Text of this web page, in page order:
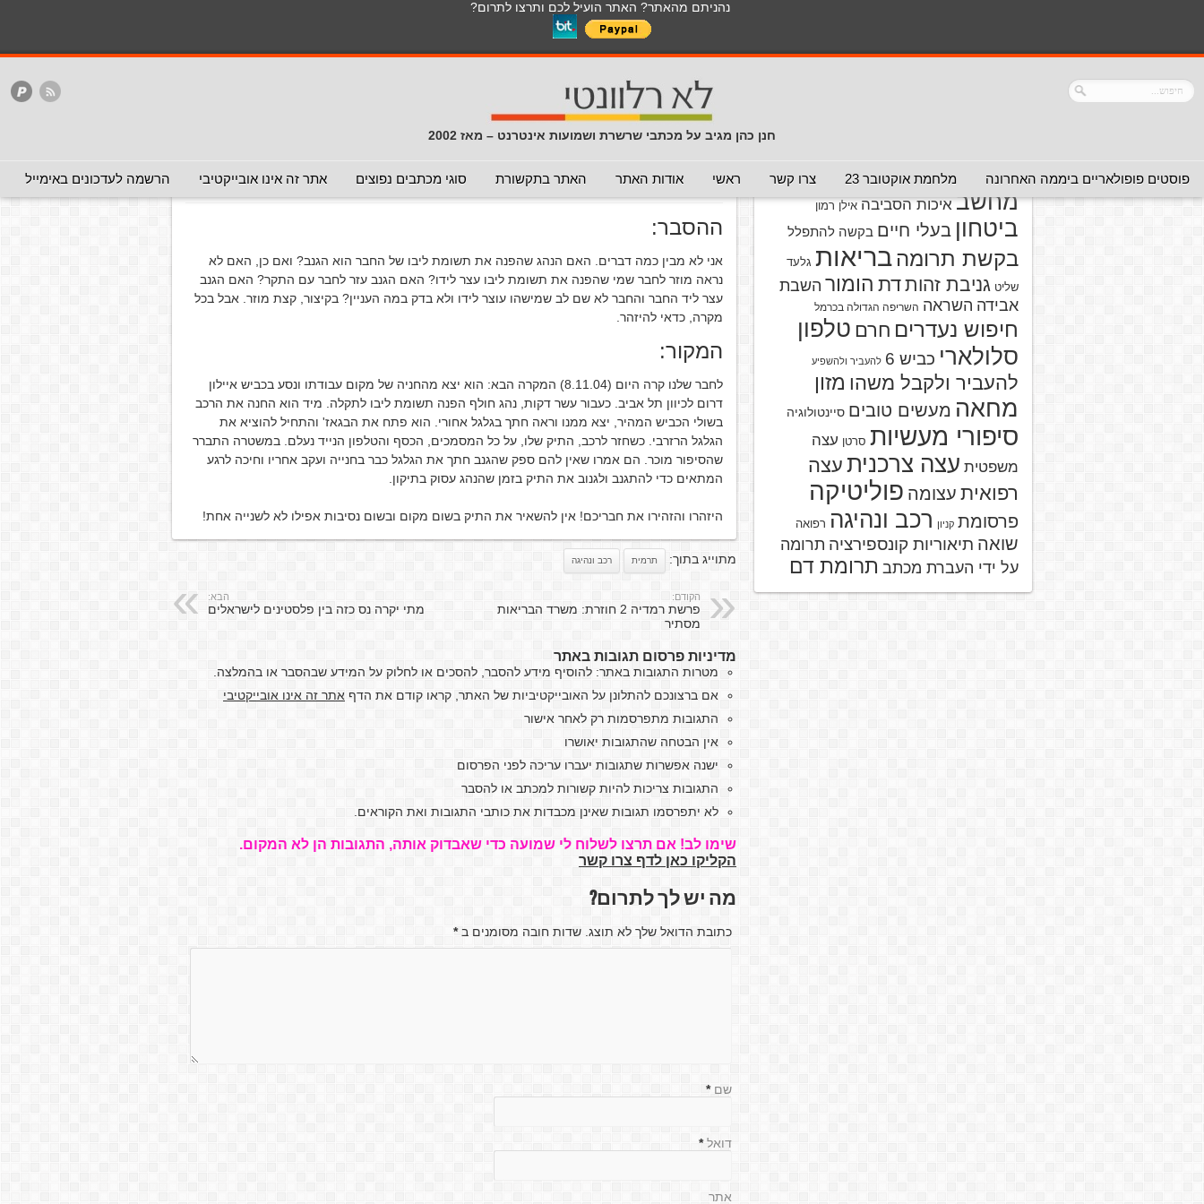
נהניתם מהאתר? האתר הועיל לכם ותרצו לתרום?
חנן כהן מגיב על מכתבי שרשרת ושמועות אינטרנט – מאז 2002
פוסטים פופולאריים ביממה האחרונה מלחמת אוקטובר 23 צרו קשר ראשי אודות האתר האתר בתקשורת סוגי מכתבים נפוצים אתר זה אינו אובייקטיבי הרשמה לעדכונים באימייל
לכל התכנים באתר בנושא נגיף הקורונה
כללי מכתב חוזר מכתבים נפוצים המלצה - לא להעביר המלצה - אפשר להעביר
המלצה - לכאן ולכאן
הנך כאן:דף הבית/המלצה - לכאן ולכאן/תרגיל עוקץ שעשו לחבר שלנו
ההסבר:
אני לא מבין כמה דברים. האם הנהג שהפנה את תשומת ליבו של החבר הוא הגנב? ואם כן, האם לא
נראה מוזר לחבר שמי שהפנה את תשומת ליבו עצר לידו? האם הגנב עזר לחבר עם התקר? האם הגנב
עצר ליד החבר והחבר לא שם לב שמישהו עוצר לידו ולא בדק במה העניין? בקיצור, קצת מוזר. אבל בכל
מקרה, כדאי להיזהר.
המקור:
לחבר שלנו קרה היום (8.11.04) המקרה הבא: הוא יצא מהחניה של מקום עבודתו ונסע בכביש איילון
דרום לכיוון תל אביב. כעבור עשר דקות, נהג חולף הפנה תשומת ליבו לתקלה. מיד הוא החנה את הרכב
בשולי הכביש המהיר, יצא ממנו וראה חתך בגלגל אחורי. הוא פתח את הבגאז' והתחיל להוציא את
הגלגל הרזרבי. כשחזר לרכב, התיק שלו, על כל המסמכים, הכסף והטלפון הנייד נעלם. במשטרה התברר
שהסיפור מוכר. הם אמרו שאין להם ספק שהגנב חתך את הגלגל כבר בחנייה ועקב אחריו וחיכה לרגע
המתאים כדי להתגנב ולגנוב את התיק בזמן שהנהג עסוק בתיקון.
היזהרו והזהירו את חבריכם! אין להשאיר את התיק בשום מקום ובשום נסיבות אפילו לא לשנייה אחת!
מתוייג בתוך: תרמית רכב ונהיגה
הקודם:
פרשת רמדיה 2 חוזרת: משרד הבריאות
מסתיר
הבא:
מתי יקרה נס כזה בין פלסטינים לישראלים
מדיניות פרסום תגובות באתר
מטרות התגובות באתר: להוסיף מידע להסבר, להסכים או לחלוק על המידע שבהסבר או בהמלצה.
אם ברצונכם להתלונן על האובייקטיביות של האתר, קראו קודם את הדף אתר זה אינו אובייקטיבי
התגובות מתפרסמות רק לאחר אישור
אין הבטחה שהתגובות יאושרו
ישנה אפשרות שתגובות יעברו עריכה לפני הפרסום
התגובות צריכות להיות קשורות למכתב או להסבר
לא יתפרסמו תגובות שאינן מכבדות את כותבי התגובות ואת הקוראים.
שימו לב! אם תרצו לשלוח לי שמועה כדי שאבדוק אותה, התגובות הן לא המקום.
הקליקו כאן לדף צרו קשר
מה יש לך לתרום?
כתובת הדואל שלך לא תוצג. שדות חובה מסומנים ב*
שם *
דואל *
אתר
מפני מוצריםאזהרת וירוס
מחשב איכות הסביבה אילן רמון
ביטחון בעלי חיים בקשה להתפלל
בקשת תרומהבריאות גלעד
שליט גניבת זהותדת הומור השבת
אבידה השראה השריפה הגדולה בכרמל
חיפוש נעדרים חרם טלפון
סלולארי כביש 6 להעביר ולהשפיע
להעביר ולקבל משהו מזון
מחאה מעשים טובים סיינטולוגיה
סיפורי מעשיות סרטן עצה
משפטית עצה צרכנית עצה
רפואית עצומה פוליטיקה
פרסומת קניון רכב ונהיגה רפואה
שואה תיאוריות קונספירציה תרומה
על ידי העברת מכתב תרומת דם